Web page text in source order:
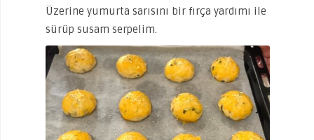
Üzerine yumurta sarısını bir fırça yardımı ile
sürüp susam serpelim.